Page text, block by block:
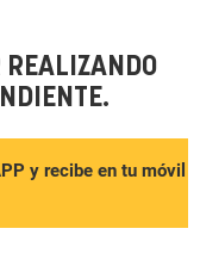
REALIZANDO
y recibe en tu móvil